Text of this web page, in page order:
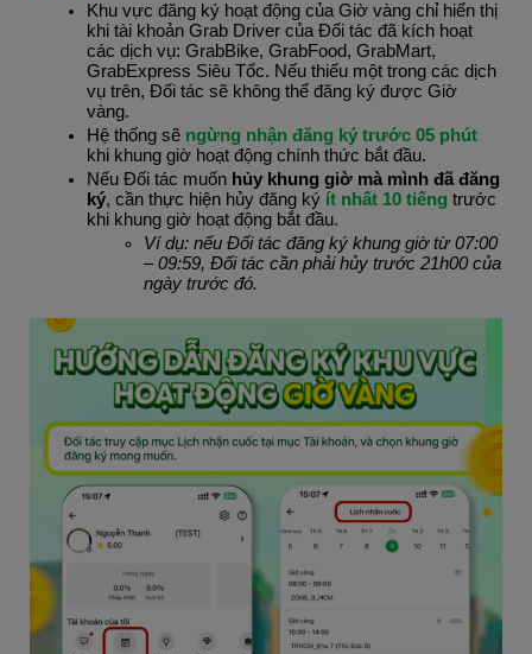
Khu vực đăng ký hoạt động của Giờ vàng chỉ hiển thị
khi tài khoản Grab Driver của Đối tác đã kích hoạt
các dịch vụ: GrabBike, GrabFood, GrabMart,
GrabExpress Siêu Tốc. Nếu thiếu một trong các dịch
vụ trên, Đối tác sẽ không thể đăng ký được Giờ
vàng.
Hệ thống sẽ ngừng nhận đăng ký trước 05 phút
khi khung giờ hoạt động chính thức bắt đầu.
Nếu Đối tác muốn hủy khung giờ mà mình đã đăng
ký, cần thực hiện hủy đăng ký ít nhất 10 tiếng trước
khi khung giờ hoạt động bắt đầu.
Ví dụ: nếu Đối tác đăng ký khung giờ từ 07:00
– 09:59, Đối tác cần phải hủy trước 21h00 của
ngày trước đó.